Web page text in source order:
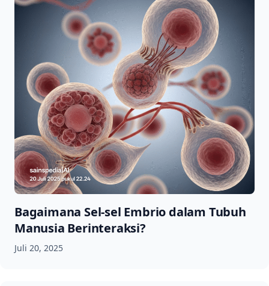
Bagaimana Sel-sel Embrio dalam Tubuh
Manusia Berinteraksi?
Juli 20, 2025